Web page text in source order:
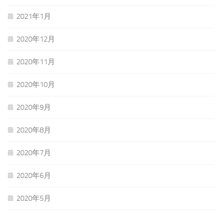
2021年1月
2020年12月
2020年11月
2020年10月
2020年9月
2020年8月
2020年7月
2020年6月
2020年5月